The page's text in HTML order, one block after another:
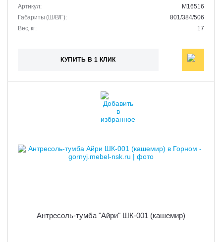
Артикул:
M16516
Габариты (Ш/В/Г):
801/384/506
Вес, кг:
17
КУПИТЬ В 1 КЛИК
Антресоль-тумба "Айри" ШК-001 (кашемир)